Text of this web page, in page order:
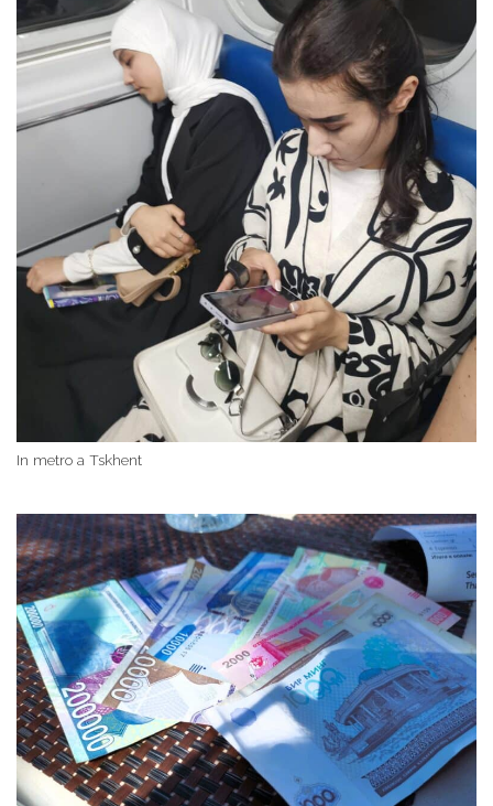
In metro a Tskhent